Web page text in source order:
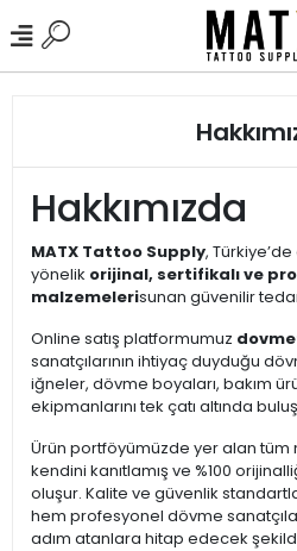
Hakkımızda
MATX Tattoo Supply,
yönelik orijinal, sertifikalı ve
malzemelerisunan güvenilir
Online satış platformumuz
sanatçılarının ihtiyaç duyduğu
iğneler, dövme boyaları, bakım
ekipmanlarını tek çatı altında
Ürün portföyümüzde yer alan
kendini kanıtlamış ve %100
oluşur. Kalite ve güvenlik
hem profesyonel dövme
adım atanlara hitap edecek